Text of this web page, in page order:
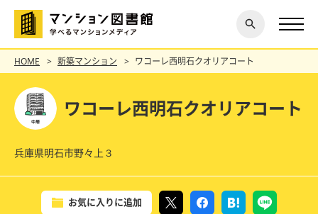
探す
閉じ
る
HOME 新築マンション ワコーレ西明石クオリアコート
ワコーレ西明石クオリアコート
兵庫県明石市野々上３
お気に入りに追加